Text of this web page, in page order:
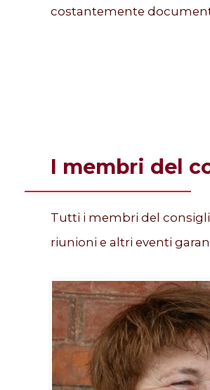
costantemente
I membri del
Tutti i membri del
riunioni e altri eventi